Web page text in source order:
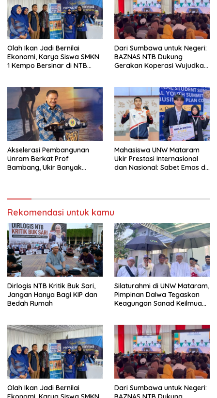
Olah Ikan Jadi Bernilai
Ekonomi, Karya Siswa SMKN
1 Kempo Bersinar di NTB
Dari Sumbawa untuk Negeri:
BAZNAS NTB Dukung
Gerakan Koperasi Wujudkan
Akselerasi Pembangunan
Unram Berkat Prof
Bambang, Ukir Banyak
Mahasiswa UNW Mataram
Ukir Prestasi Internasional
dan Nasional: Sabet Emas di
Rekomendasi untuk kamu
Dirlogis NTB Kritik Buk Sari,
Jangan Hanya Bagi KIP dan
Bedah Rumah
Silaturahmi di UNW Mataram,
Pimpinan Dalwa Tegaskan
Keagungan Sanad Keilmuan
Olah Ikan Jadi Bernilai
Dari Sumbawa untuk Negeri: